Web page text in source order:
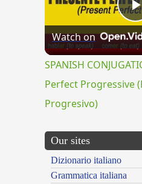
Watch on
SPANISH
Perfect Progressive
Progresivo)
Our sites
Dizionario italiano
Grammatica italiana